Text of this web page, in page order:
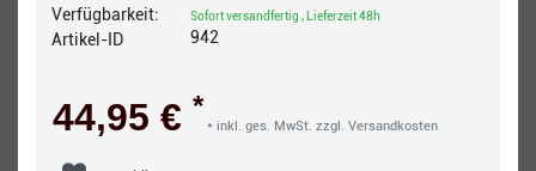
Verfügbarkeit:
Artikel-ID
Sofort versandfertig , Lieferzeit 48h
942
44,95 € *
* inkl. ges. MwSt. zzgl. Versandkosten